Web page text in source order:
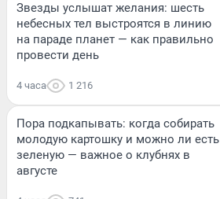
Звезды услышат желания: шесть
небесных тел выстроятся в линию
на параде планет — как правильно
провести день
4 часа 1 216
Пора подкапывать: когда собирать
молодую картошку и можно ли есть
зеленую — важное о клубнях в
августе